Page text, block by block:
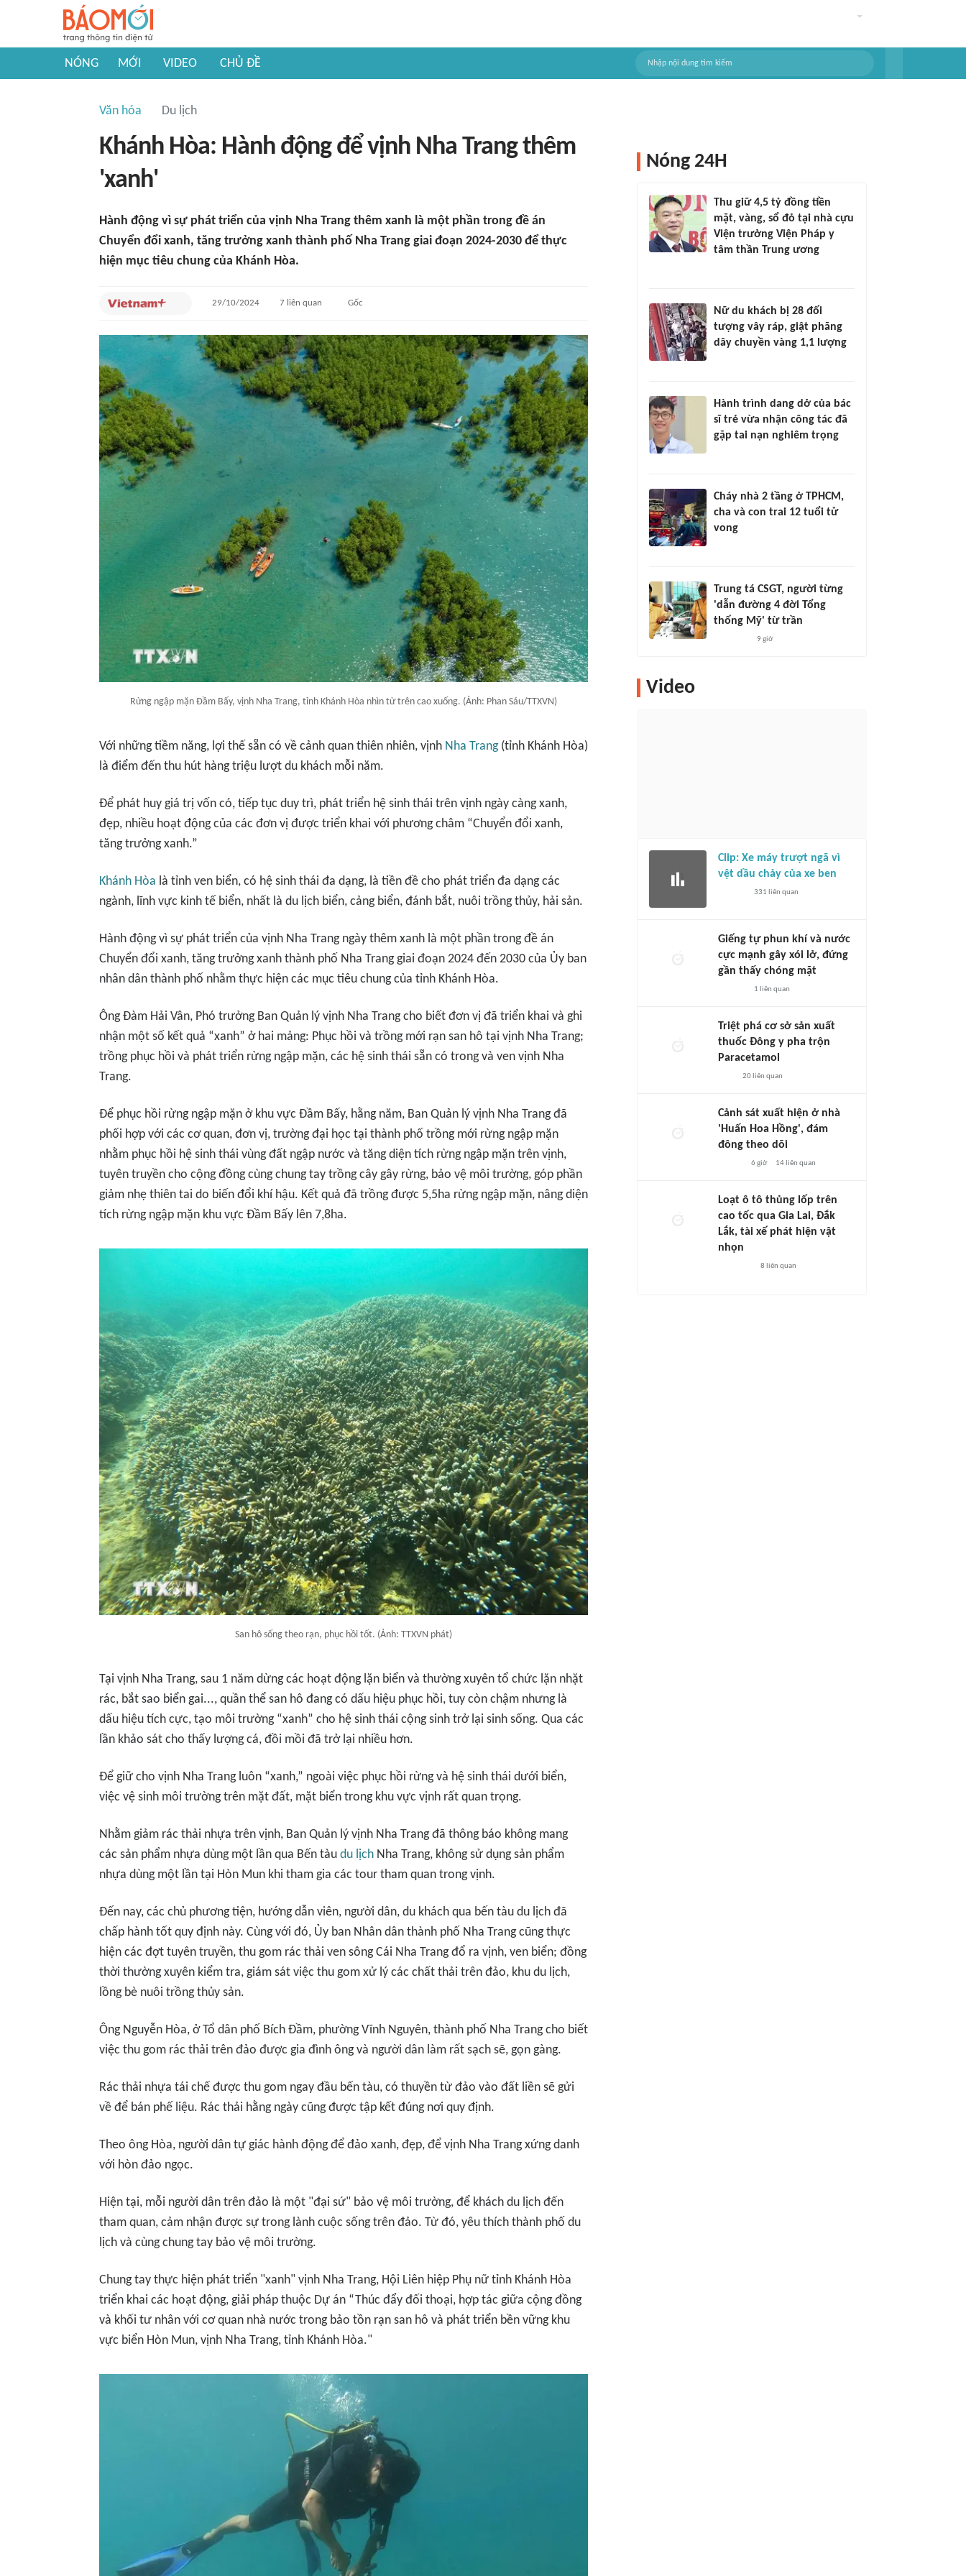
NÓNG MỚI VIDEO CHỦ ĐỀ
Văn hóa Du lịch
Khánh Hòa: Hành động để vịnh Nha Trang thêm
'xanh'
Hành động vì sự phát triển của vịnh Nha Trang thêm xanh là một phần trong đề án
Chuyển đổi xanh, tăng trưởng xanh thành phố Nha Trang giai đoạn 2024-2030 để thực
hiện mục tiêu chung của Khánh Hòa.
29/10/2024 7 liên quan Gốc
Rừng ngập mặn Đầm Bấy, vịnh Nha Trang, tỉnh Khánh Hòa nhìn từ trên cao xuống. (Ảnh: Phan Sáu/TTXVN)
Với những tiềm năng, lợi thế sẵn có về cảnh quan thiên nhiên, vịnh Nha Trang(tỉnh Khánh Hòa)
là điểm đến thu hút hàng triệu lượt du khách mỗi năm.
Để phát huy giá trị vốn có, tiếp tục duy trì, phát triển hệ sinh thái trên vịnh ngày càng xanh,
đẹp, nhiều hoạt động của các đơn vị được triển khai với phương châm “Chuyển đổi xanh,
tăng trưởng xanh.”
Khánh Hòa là tỉnh ven biển, có hệ sinh thái đa dạng, là tiền đề cho phát triển đa dạng các
ngành, lĩnh vực kinh tế biển, nhất là du lịch biển, cảng biển, đánh bắt, nuôi trồng thủy, hải sản.
Hành động vì sự phát triển của vịnh Nha Trang ngày thêm xanh là một phần trong đề án
Chuyển đổi xanh, tăng trưởng xanh thành phố Nha Trang giai đoạn 2024 đến 2030 của Ủy ban
nhân dân thành phố nhằm thực hiện các mục tiêu chung của tỉnh Khánh Hòa.
Ông Đàm Hải Vân, Phó trưởng Ban Quản lý vịnh Nha Trang cho biết đơn vị đã triển khai và ghi
nhận một số kết quả “xanh” ở hai mảng: Phục hồi và trồng mới rạn san hô tại vịnh Nha Trang;
trồng phục hồi và phát triển rừng ngập mặn, các hệ sinh thái sẵn có trong và ven vịnh Nha
Trang.
Để phục hồi rừng ngập mặn ở khu vực Đầm Bấy, hằng năm, Ban Quản lý vịnh Nha Trang đã
phối hợp với các cơ quan, đơn vị, trường đại học tại thành phố trồng mới rừng ngập mặn
nhằm phục hồi hệ sinh thái vùng đất ngập nước và tăng diện tích rừng ngập mặn trên vịnh,
tuyên truyền cho cộng đồng cùng chung tay trồng cây gây rừng, bảo vệ môi trường, góp phần
giảm nhẹ thiên tai do biến đổi khí hậu. Kết quả đã trồng được 5,5ha rừng ngập mặn, nâng diện
tích rừng ngập mặn khu vực Đầm Bấy lên 7,8ha.
San hô sống theo rạn, phục hồi tốt. (Ảnh: TTXVN phát)
Tại vịnh Nha Trang, sau 1 năm dừng các hoạt động lặn biển và thường xuyên tổ chức lặn nhặt
rác, bắt sao biển gai..., quần thể san hô đang có dấu hiệu phục hồi, tuy còn chậm nhưng là
dấu hiệu tích cực, tạo môi trường “xanh” cho hệ sinh thái cộng sinh trở lại sinh sống. Qua các
lần khảo sát cho thấy lượng cá, đồi mồi đã trở lại nhiều hơn.
Để giữ cho vịnh Nha Trang luôn “xanh,” ngoài việc phục hồi rừng và hệ sinh thái dưới biển,
việc vệ sinh môi trường trên mặt đất, mặt biển trong khu vực vịnh rất quan trọng.
Nhằm giảm rác thải nhựa trên vịnh, Ban Quản lý vịnh Nha Trang đã thông báo không mang
các sản phẩm nhựa dùng một lần qua Bến tàu du lịch Nha Trang, không sử dụng sản phẩm
nhựa dùng một lần tại Hòn Mun khi tham gia các tour tham quan trong vịnh.
Đến nay, các chủ phương tiện, hướng dẫn viên, người dân, du khách qua bến tàu du lịch đã
chấp hành tốt quy định này. Cùng với đó, Ủy ban Nhân dân thành phố Nha Trang cũng thực
hiện các đợt tuyên truyền, thu gom rác thải ven sông Cái Nha Trang đổ ra vịnh, ven biển; đồng
thời thường xuyên kiểm tra, giám sát việc thu gom xử lý các chất thải trên đảo, khu du lịch,
lồng bè nuôi trồng thủy sản.
Ông Nguyễn Hòa, ở Tổ dân phố Bích Đầm, phường Vĩnh Nguyên, thành phố Nha Trang cho biết
việc thu gom rác thải trên đảo được gia đình ông và người dân làm rất sạch sẽ, gọn gàng.
Rác thải nhựa tái chế được thu gom ngay đầu bến tàu, có thuyền từ đảo vào đất liền sẽ gửi
về để bán phế liệu. Rác thải hằng ngày cũng được tập kết đúng nơi quy định.
Theo ông Hòa, người dân tự giác hành động để đảo xanh, đẹp, để vịnh Nha Trang xứng danh
với hòn đảo ngọc.
Hiện tại, mỗi người dân trên đảo là một "đại sứ" bảo vệ môi trường, để khách du lịch đến
tham quan, cảm nhận được sự trong lành cuộc sống trên đảo. Từ đó, yêu thích thành phố du
lịch và cùng chung tay bảo vệ môi trường.
Chung tay thực hiện phát triển "xanh" vịnh Nha Trang, Hội Liên hiệp Phụ nữ tỉnh Khánh Hòa
triển khai các hoạt động, giải pháp thuộc Dự án “Thúc đẩy đối thoại, hợp tác giữa cộng đồng
và khối tư nhân với cơ quan nhà nước trong bảo tồn rạn san hô và phát triển bền vững khu
vực biển Hòn Mun, vịnh Nha Trang, tỉnh Khánh Hòa."
Nóng 24H
Thu giữ 4,5 tỷ đồng tiền
mặt, vàng, sổ đỏ tại nhà cựu
Viện trưởng Viện Pháp y
tâm thần Trung ương
Nữ du khách bị 28 đối
tượng vây ráp, giật phăng
dây chuyền vàng 1,1 lượng
Hành trình dang dở của bác
sĩ trẻ vừa nhận công tác đã
gặp tai nạn nghiêm trọng
Cháy nhà 2 tầng ở TPHCM,
cha và con trai 12 tuổi tử
vong
Trung tá CSGT, người từng
'dẫn đường 4 đời Tổng
thống Mỹ' từ trần
9 giờ
Video
Clip: Xe máy trượt ngã vì
vệt dầu chảy của xe ben
331 liên quan
Giếng tự phun khí và nước
cực mạnh gây xói lở, đứng
gần thấy chóng mặt
1 liên quan
Triệt phá cơ sở sản xuất
thuốc Đông y pha trộn
Paracetamol
20liên quan
Cảnh sát xuất hiện ở nhà
'Huấn Hoa Hồng', đám
đông theo dõi
6 giờ 14liên quan
Loạt ô tô thủng lốp trên
cao tốc qua Gia Lai, Đắk
Lắk, tài xế phát hiện vật
nhọn
8 liên quan